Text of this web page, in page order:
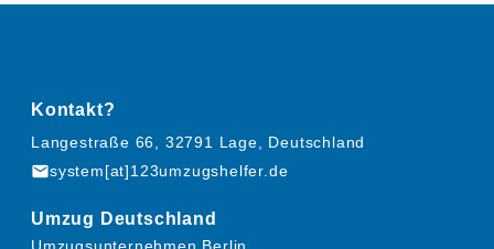
Kontakt?
Langestraße 66, 32791 Lage, Deutschland
mailsystem[at]123umzugshelfer.de
Umzug Deutschland